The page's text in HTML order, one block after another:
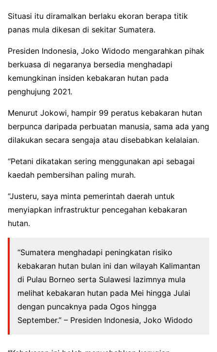
Situasi itu diramalkan berlaku ekoran berapa titik
panas mula dikesan di sekitar Sumatera.
Presiden Indonesia, Joko Widodo mengarahkan pihak
berkuasa di negaranya bersedia menghadapi
kemungkinan insiden kebakaran hutan pada
penghujung 2021.
Menurut Jokowi, hampir 99 peratus kebakaran hutan
berpunca daripada perbuatan manusia, sama ada yang
dilakukan secara sengaja atau disebabkan kelalaian.
“Petani dikatakan sering menggunakan api sebagai
kaedah pembersihan paling murah.
“Justeru, saya minta pemerintah daerah untuk
menyiapkan infrastruktur pencegahan kebakaran
hutan.
“Sumatera menghadapi peningkatan risiko
kebakaran hutan bulan ini dan wilayah Kalimantan
di Pulau Borneo serta Sulawesi lazimnya mula
melihat kebakaran hutan pada Mei hingga Julai
dengan puncaknya pada Ogos hingga
September.” – Presiden Indonesia, Joko Widodo